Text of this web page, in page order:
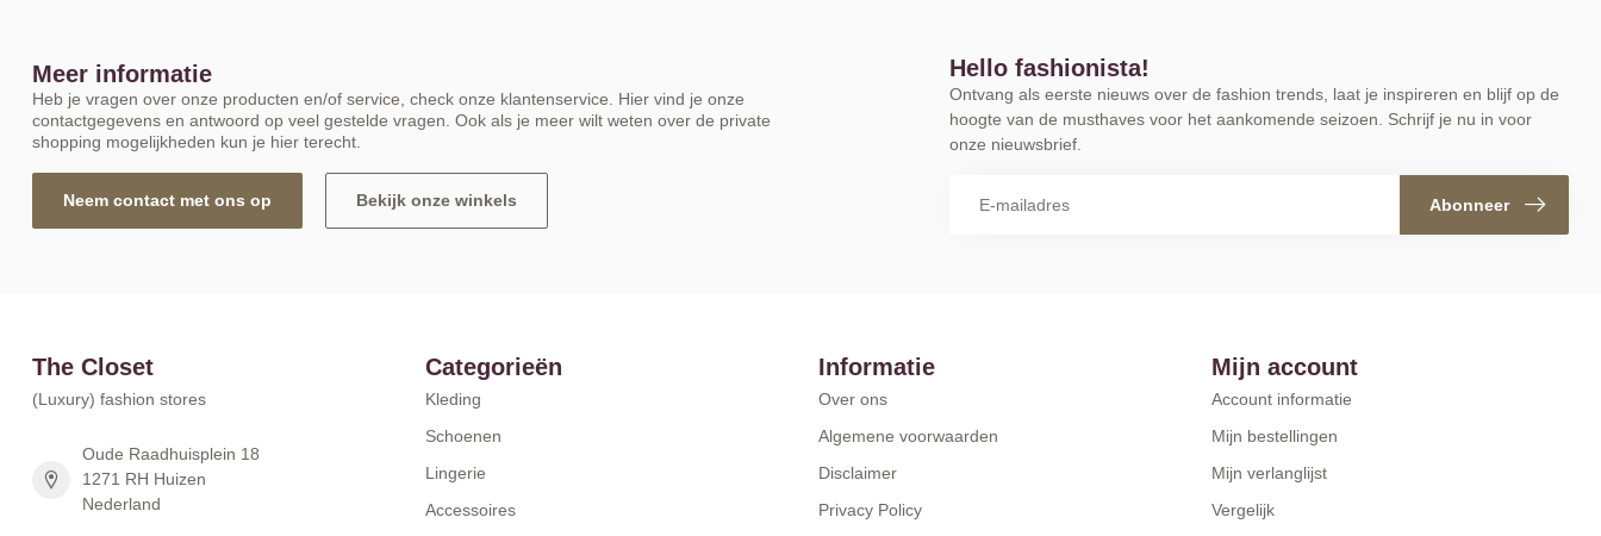
Meer informatie
Heb je vragen over onze producten en/of service, check onze klantenservice. Hier vind je onze
contactgegevens en antwoord op veel gestelde vragen. Ook als je meer wilt weten over de private
shopping mogelijkheden kun je hier terecht.
Neem contact met ons op Bekijk onze winkels
Hello fashionista!
Ontvang als eerste nieuws over de fashion trends, laat je inspireren en blijf op de
hoogte van de musthaves voor het aankomende seizoen. Schrijf je nu in voor
onze nieuwsbrief.
Abonneer
The Closet
(Luxury) fashion stores
Oude Raadhuisplein 18
1271 RH Huizen
Nederland
Categorieën
Kleding
Schoenen
Lingerie
Accessoires
Informatie
Over ons
Algemene voorwaarden
Disclaimer
Privacy Policy
Mijn account
Account informatie
Mijn bestellingen
Mijn verlanglijst
Vergelijk